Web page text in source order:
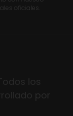
oficiales.
los
por